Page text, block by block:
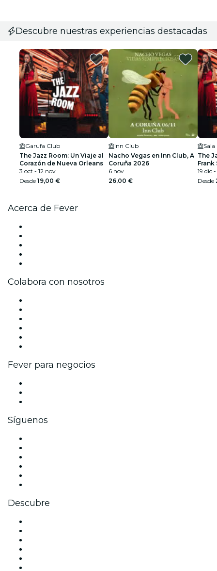
Descubre nuestras experiencias destacadas
Garufa Club
The Jazz Room: Un Viaje al
Corazón de Nueva Orleans
3 oct - 12 nov
Desde 19,00 €
Inn Club
Nacho Vegas en Inn Club, A
Coruña 2026
6 nov
26,00 €
The
Frank
19 dic
Desde
Acerca de Fever
Colabora con nosotros
Fever para negocios
Síguenos
Descubre